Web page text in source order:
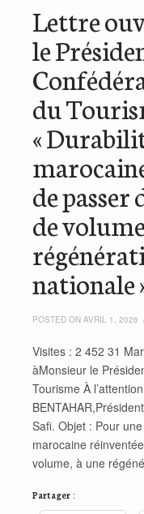
Lettre
le
du
«
de passer
de
nationale
POSTED ON AVRIL 1, 2026
Visites : 2 452 31
àMonsieur le
Tourisme À
Safi. Objet : Pour
marocaine
volume, à une
Partager :